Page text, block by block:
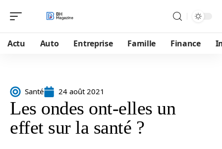
Actu Auto Entreprise Famille Finance
Santé 24 août 2021
Les ondes ont-elles un
effet sur la santé ?